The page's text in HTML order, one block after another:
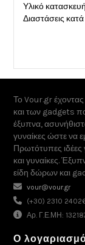
Υλικό
Διαστάσεις
Το Vour.gr
και των gadgets
έξυπνα,
γυναίκες ώστε να
Πρωτότυπες ιδέες
και γυναίκες.
είδη δώρων και
vour@vour.gr
(+30) 2310
Αρ. Γ.Ε.ΜΗ:
Ο